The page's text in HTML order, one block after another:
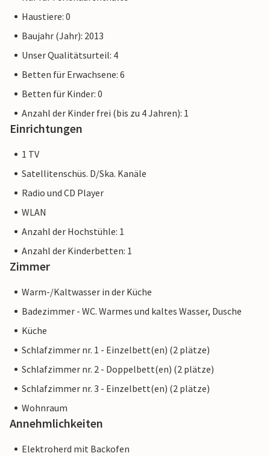
Haustiere: 0
Baujahr (Jahr): 2013
Unser Qualitätsurteil: 4
Betten für Erwachsene: 6
Betten für Kinder: 0
Anzahl der Kinder frei (bis zu 4 Jahren): 1
Einrichtungen
1 TV
Satellitenschüs. D/Ska. Kanäle
Radio und CD Player
WLAN
Anzahl der Hochstühle: 1
Anzahl der Kinderbetten: 1
Zimmer
Warm-/Kaltwasser in der Küche
Badezimmer - WC. Warmes und kaltes Wasser, Dusche
Küche
Schlafzimmer nr. 1 - Einzelbett(en) (2 plätze)
Schlafzimmer nr. 2 - Doppelbett(en) (2 plätze)
Schlafzimmer nr. 3 - Einzelbett(en) (2 plätze)
Wohnraum
Annehmlichkeiten
Elektroherd mit Backofen